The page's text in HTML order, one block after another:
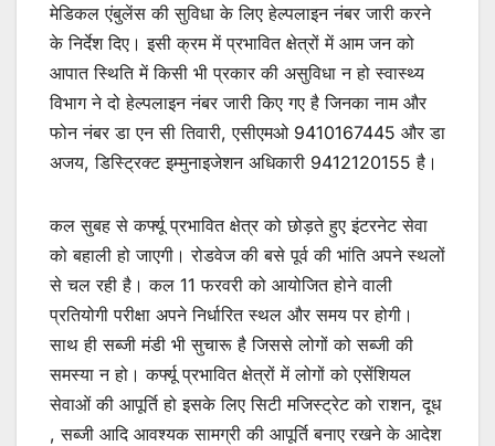
मेडिकल एंबुलेंस की सुविधा के लिए हेल्पलाइन नंबर जारी करने
के निर्देश दिए। इसी क्रम में प्रभावित क्षेत्रों में आम जन को
आपात स्थिति में किसी भी प्रकार की असुविधा न हो स्वास्थ्य
विभाग ने दो हेल्पलाइन नंबर जारी किए गए है जिनका नाम और
फोन नंबर डा एन सी तिवारी, एसीएमओ 9410167445 और डा
अजय, डिस्ट्रिक्ट इम्मुनाइजेशन अधिकारी 9412120155 है।
कल सुबह से कर्फ्यू प्रभावित क्षेत्र को छोड़ते हुए इंटरनेट सेवा
को बहाली हो जाएगी। रोडवेज की बसे पूर्व की भांति अपने स्थलों
से चल रही है। कल 11 फरवरी को आयोजित होने वाली
प्रतियोगी परीक्षा अपने निर्धारित स्थल और समय पर होगी।
साथ ही सब्जी मंडी भी सुचारू है जिससे लोगों को सब्जी की
समस्या न हो। कर्फ्यू प्रभावित क्षेत्रों में लोगों को एसेंशियल
सेवाओं की आपूर्ति हो इसके लिए सिटी मजिस्ट्रेट को राशन, दूध
, सब्जी आदि आवश्यक सामग्री की आपूर्ति बनाए रखने के आदेश